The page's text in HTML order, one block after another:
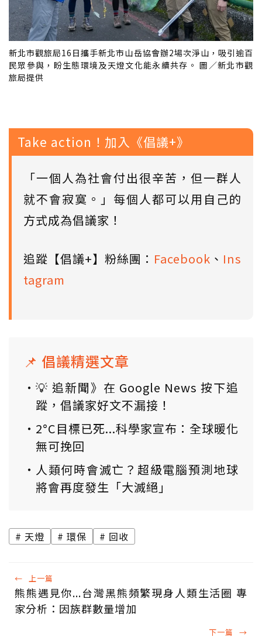
新北市觀旅局16日攜手新北市山岳協會辦2場次淨山，吸引逾百
民眾參與，盼生態環境及天燈文化能永續共存。 圖／新北市觀
旅局提供
Take action！加入《倡議+》
「一個人為社會付出很辛苦，但一群人
就不會寂寞。」每個人都可以用自己的
方式成為倡議家！
追蹤【倡議+】粉絲團： Facebook 、 Ins
tagram
📌 倡議精選文章
💡 追新聞》在 Google News 按下追
蹤，倡議家好文不漏接！
2°C目標已死...科學家宣布：全球暖化
無可挽回
人類何時會滅亡？超級電腦預測地球
將會再度發生「大滅絕」
天燈 環保 回收
← 上一篇
熊熊遇見你...台灣黑熊頻繁現身人類生活圈 專
家分析：因族群數量增加
下一篇 →